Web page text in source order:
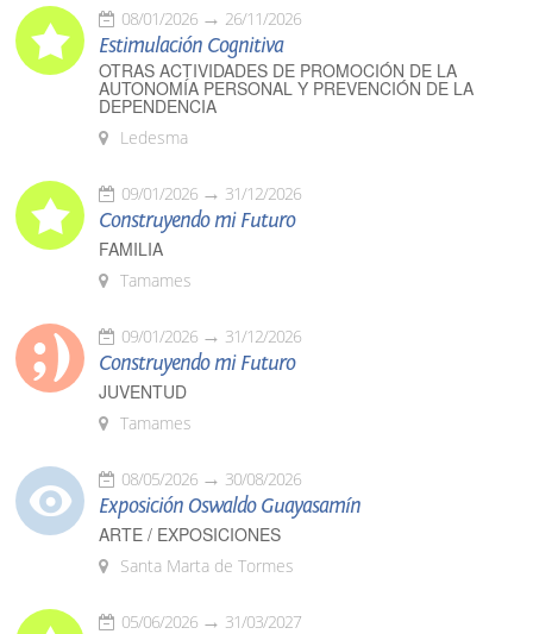
08/01/2026 26/11/2026
Estimulación Cognitiva
OTRAS ACTIVIDADES DE PROMOCIÓN DE LA
AUTONOMÍA PERSONAL Y PREVENCIÓN DE LA
DEPENDENCIA
Ledesma
09/01/2026 31/12/2026
Construyendo mi Futuro
FAMILIA
Tamames
09/01/2026 31/12/2026
Construyendo mi Futuro
JUVENTUD
Tamames
08/05/2026 30/08/2026
Exposición Oswaldo Guayasamín
ARTE / EXPOSICIONES
Santa Marta de Tormes
05/06/2026 31/03/2027